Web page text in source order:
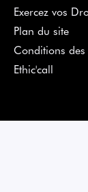
Exercez vos
Plan du site
Conditions des
Ethic'call